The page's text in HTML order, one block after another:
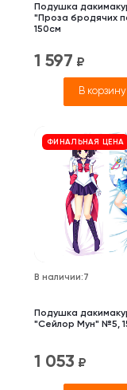
Подушка
"Проза бродячих
150см
1 597 ₽
В корзину
ФИНАЛЬНАЯ ЦЕНА
В наличии:7
Подушка
"Сейлор Мун" №5,
1 053 ₽